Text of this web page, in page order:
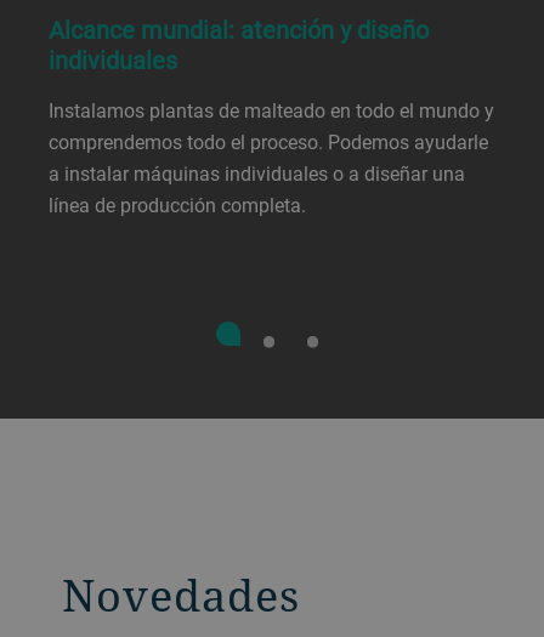
Alcance mundial: atención y diseño
individuales
Instalamos plantas de malteado en todo el mundo y
comprendemos todo el proceso. Podemos ayudarle
a instalar máquinas individuales o a diseñar una
línea de producción completa.
Novedades